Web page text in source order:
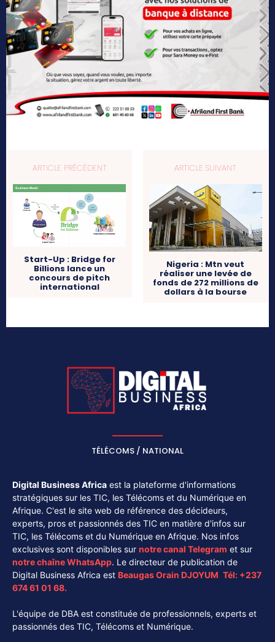
ARTICLE PRÉCÉDENT
Start-Up : Bridge for
Billions lance un
concours de pitch
international
ARTICLE SUIVANT
Nigeria : Mtn veut
réaliser une levée de
fonds de 272 millions de
dollars à la bourse
TÉLÉCOMS / NATIONAL
Digital Business Africa est la plateforme d'informations
stratégiques sur les TIC, les Télécoms et du Numérique en
Afrique. C'est le site web de référence des décideurs,
experts, pros et passionnés des TIC en matière d'infos sur
TIC, les Télécoms et du Numérique en Afrique. Nos infos
exclusives sont disponibles sur notre canal Telegram et sur
notre chaîneWhatsApp. Le directeur de publication de
Digital Business Africa est Beaugas Orain DJOYUM. Tél: +237
674 61 01 68.
L'équipe de DBA est constituée de professionnels, experts et
passionnés des TIC, Télécoms et Numérique.